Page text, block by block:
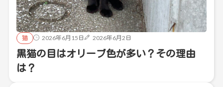
猫 2026年6月15日 2026年6月2日
黒猫の目はオリーブ色が多い？その理由
は？